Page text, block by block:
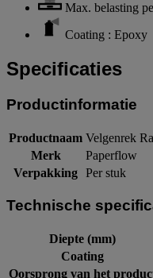
Max. belasting
Coating : Epoxy
Specificaties
Productinformatie
Productnaam Velgenrek
Merk
Paperflow
Verpakking Per stuk
Technische
Diepte (mm)
Coating
Oorsprong van het